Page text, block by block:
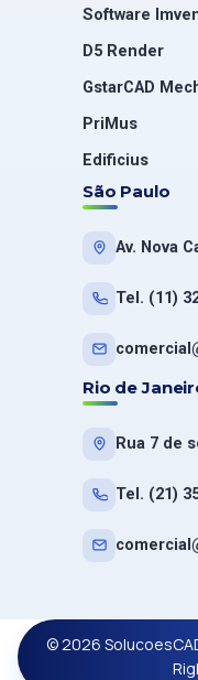
Software
D5 Render
GstarCAD
PriMus
Edificius
São Paulo
Av. Nova
Tel. (11)
Rio de
Rua 7 de
Tel. (21)
© 2026